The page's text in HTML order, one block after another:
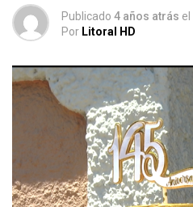
Publicado 4 años atrás el
Por Litoral HD